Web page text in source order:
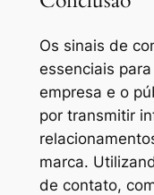
Os sinais de
essenciais
empresa e o
por transmitir
marca.
de contato,